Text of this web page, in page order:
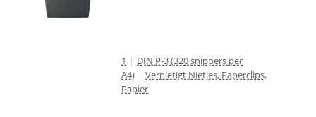
1 | DIN P-3 (320 snippers per
A4) | Vernietigt Nietjes, Paperclips,
Papier